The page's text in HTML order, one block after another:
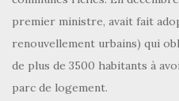
premier ministre, avait fait
renouvellement urbains) qui
de plus de 3500 habitants à
parc de logement.